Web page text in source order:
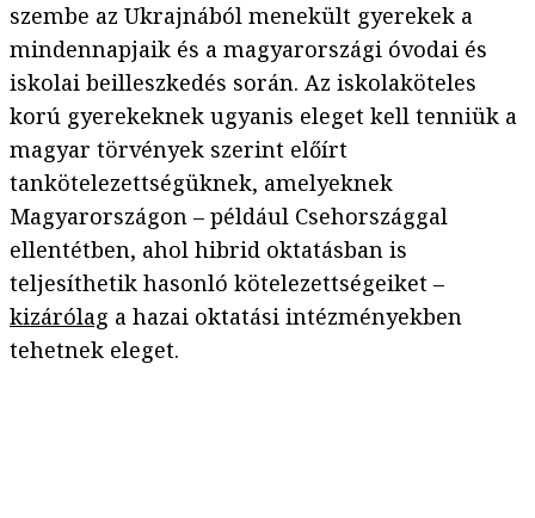
szembe az Ukrajnából menekült gyerekek a
mindennapjaik és a magyarországi óvodai és
iskolai beilleszkedés során. Az iskolaköteles
korú gyerekeknek ugyanis eleget kell tenniük a
magyar törvények szerint előírt
tankötelezettségüknek, amelyeknek
Magyarországon – például Csehországgal
ellentétben, ahol hibrid oktatásban is
teljesíthetik hasonló kötelezettségeiket –
kizárólag a hazai oktatási intézményekben
tehetnek eleget.